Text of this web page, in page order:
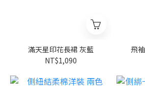
滿天星印花長裙 灰藍
NT$1,090
飛